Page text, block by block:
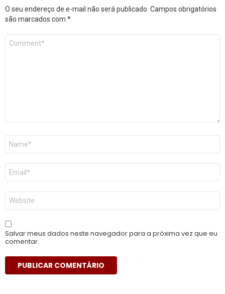
O seu endereço de e-mail não será publicado. Campos obrigatórios
são marcados com *
Comentário
Nome
E-
mail
*
Site
Salvar meus dados neste navegador para a próxima vez que eu
comentar.